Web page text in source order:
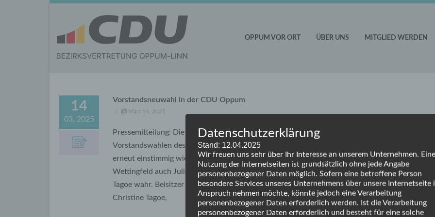
OPPUM VOR ORT ÜBER UNS MITGLIED WERDEN
14
03, 2025
Vorstandsneuwahl in der CDU Oppum
/ März 14, 2025
Pressemitteilung: Die Mitglieder der CDU Oppum bestätigen Thilo Forkel als Vorsitzenden Bei
Vorstandswahlen des CDU-Ortsverbandes Oppum wurde der bisherige Vorsitzende Thilo Forkel
erneut einstimmig wieder in dieses Amt gewählt. Als Stellvertreter wurde neben Jürgen
Wettingfeld auch Julian Schäfer gewählt. Das Amt der Mitgliederbeauftragten nimmt Christine
Tagoe wahr. Beisitzer sind Björn Bunse, Rolf Piepenbring, Philipp Schmidt, Werner Siebertz,
Christine Tagoe,
Datenschutzerklärung
Stand: 12.04.2025
Wir freuen uns sehr über Ihr Interesse an unserem Unternehmen. Eine
Nutzung der Internetseiten ist grundsätzlich ohne jede Angabe
personenbezogener Daten möglich. Sofern eine betroffene Person
besondere Services unseres Unternehmens über unsere Internetseite
Anspruch nehmen möchte, könnte jedoch eine Verarbeitung
personenbezogener Daten erforderlich werden. Ist die Verarbeitung
personenbezogener Daten erforderlich und besteht für eine solche